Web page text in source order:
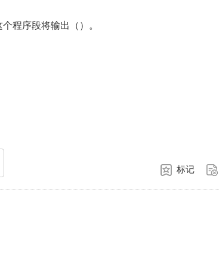
程序段将输出（）。
标记